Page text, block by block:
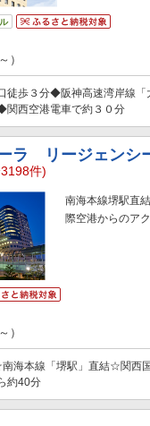
）
徒歩３分◆阪神高速湾岸線
関西空港電車で約３０分
ラ リージェンシ
件)
南海本線堺駅直
際空港からのア
）
海本線「堺駅」直結☆関西
約40分